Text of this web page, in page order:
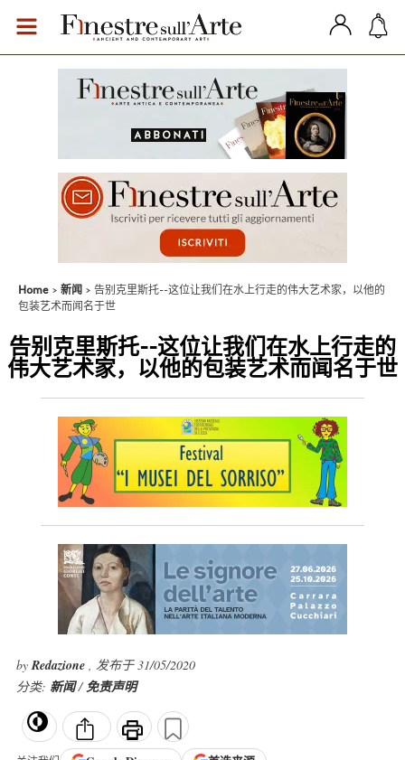
Home 新闻
告别克里斯托--这位让我们在水上行走的伟大艺术家，以他的
包装艺术而闻名于世
告别克里斯托--这位让我们在水上行走的
伟大艺术家，以他的包装艺术而闻名于世
byRedazione , 发布于 31/05/2020
分类: 新闻/免责声明